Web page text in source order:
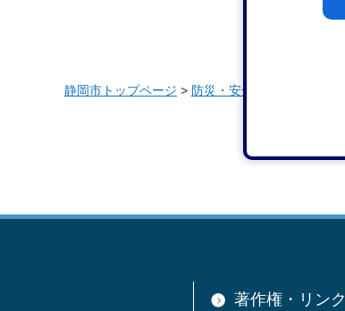
静岡市トップページ > 防災・安全
著作権・リンク